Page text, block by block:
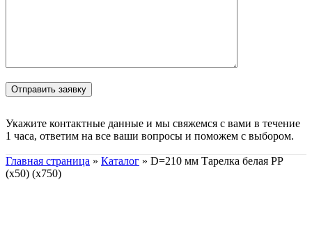
Укажите контактные данные и мы свяжемся с вами в течение
1 часа, ответим на все ваши вопросы и поможем с выбором.
Главная страница » Каталог » D=210 мм Тарелка белая PР
(х50) (х750)